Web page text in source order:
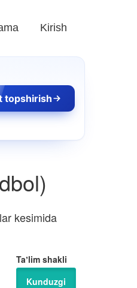
Kirish
topshirish
kesimida
Taʼlim shakli
Kunduzgi